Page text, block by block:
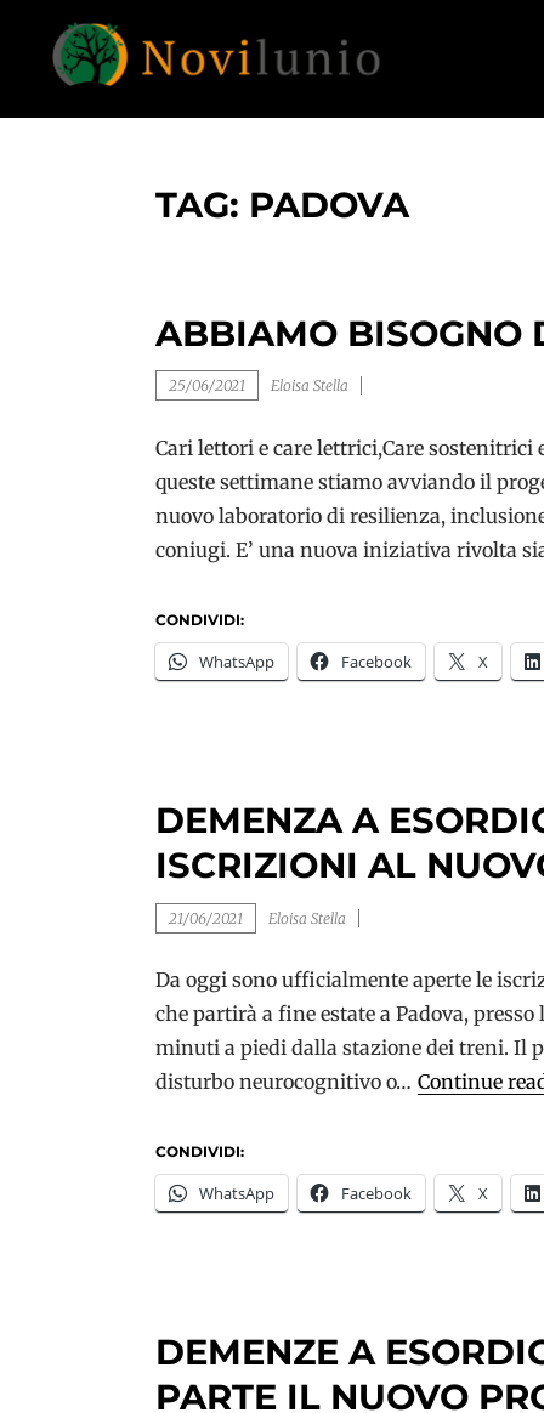
content
NOVILUNIO
Un aiuto con concreto dopo la diagnosi di
TAG: PADOVA
ABBIAMO BISOGNO
25/06/2021 Eloisa Stella
Cari lettori e care lettrici,Care sostenitrici
queste settimane stiamo avviando il
nuovo laboratorio di resilienza,
coniugi. E’ una nuova iniziativa rivolta
CONDIVIDI:
WhatsApp Facebook X
DEMENZA A
ISCRIZIONI AL
21/06/2021 Eloisa Stella
Da oggi sono ufficialmente aperte le
che partirà a fine estate a Padova,
minuti a piedi dalla stazione dei treni. Il
disturbo neurocognitivo o… Continue
CONDIVIDI:
WhatsApp Facebook X
DEMENZE A
PARTE IL NUOVO